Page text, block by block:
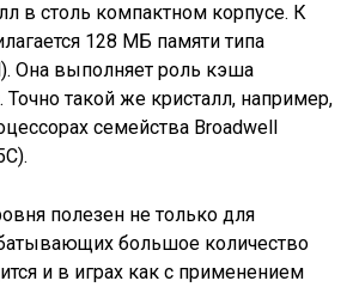
в столь компактном корпусе. К
128 МБ памяти типа
Она выполняет роль кэша
Точно такой же кристалл, например,
семейства Broadwell
полезен не только для
большое количество
и в играх как с применением